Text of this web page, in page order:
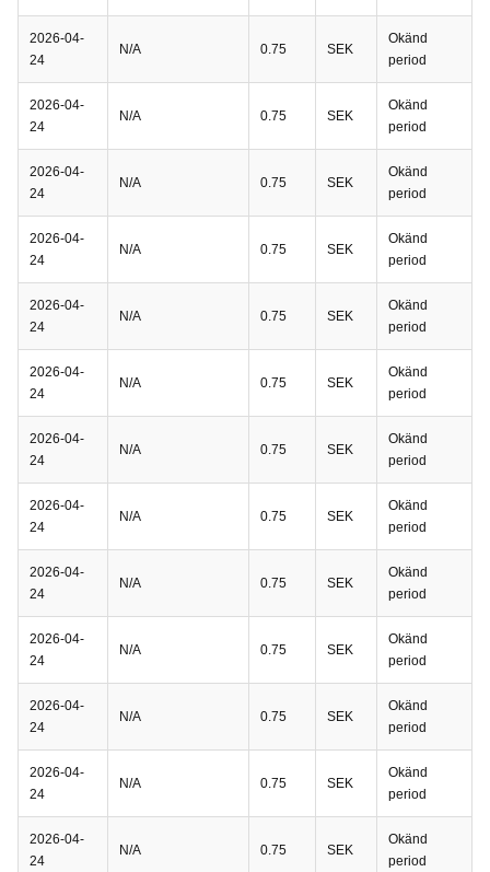
2026-04-
24
N/A 0.75 SEK
Okänd
period
2026-04-
24
N/A 0.75 SEK
Okänd
period
2026-04-
24
N/A 0.75 SEK
Okänd
period
2026-04-
24
N/A 0.75 SEK
Okänd
period
2026-04-
24
N/A 0.75 SEK
Okänd
period
2026-04-
24
N/A 0.75 SEK
Okänd
period
2026-04-
24
N/A 0.75 SEK
Okänd
period
2026-04-
24
N/A 0.75 SEK
Okänd
period
2026-04-
24
N/A 0.75 SEK
Okänd
period
2026-04-
24
N/A 0.75 SEK
Okänd
period
2026-04-
24
N/A 0.75 SEK
Okänd
period
2026-04-
24
N/A 0.75 SEK
Okänd
period
2026-04-
24
N/A 0.75 SEK
Okänd
period